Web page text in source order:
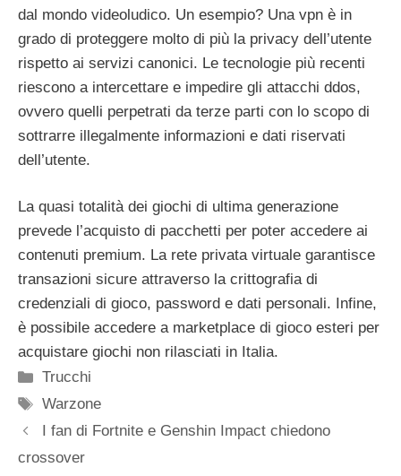
dal mondo videoludico. Un esempio? Una vpn è in
grado di proteggere molto di più la privacy dell’utente
rispetto ai servizi canonici. Le tecnologie più recenti
riescono a intercettare e impedire gli attacchi ddos,
ovvero quelli perpetrati da terze parti con lo scopo di
sottrarre illegalmente informazioni e dati riservati
dell’utente.
La quasi totalità dei giochi di ultima generazione
prevede l’acquisto di pacchetti per poter accedere ai
contenuti premium. La rete privata virtuale garantisce
transazioni sicure attraverso la crittografia di
credenziali di gioco, password e dati personali. Infine,
è possibile accedere a marketplace di gioco esteri per
acquistare giochi non rilasciati in Italia.
Categorie
Trucchi
Tag
Warzone
I fan di Fortnite e Genshin Impact chiedono
crossover